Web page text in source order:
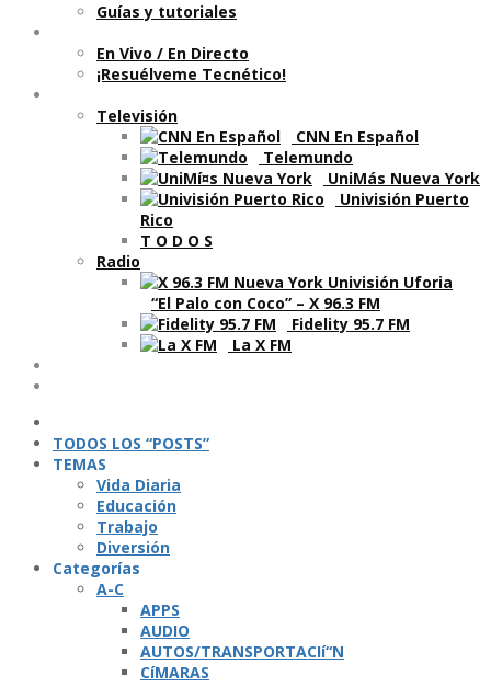
Guí­as y tutoriales
En Vivo / En Directo
¡Resuélveme Tecnético!
Televisión
CNN En Español
Telemundo
UniMás Nueva York
Univisión Puerto
Rico
T O D O S
Radio
“El Palo con Coco” – X 96.3 FM
Fidelity 95.7 FM
La X FM
TODOS LOS “POSTS”
TEMAS
Vida Diaria
Educación
Trabajo
Diversión
Categorí­as
A-C
APPS
AUDIO
AUTOS/TRANSPORTACIí“N
CíMARAS